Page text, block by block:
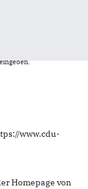
www.cdu-
Homepage von